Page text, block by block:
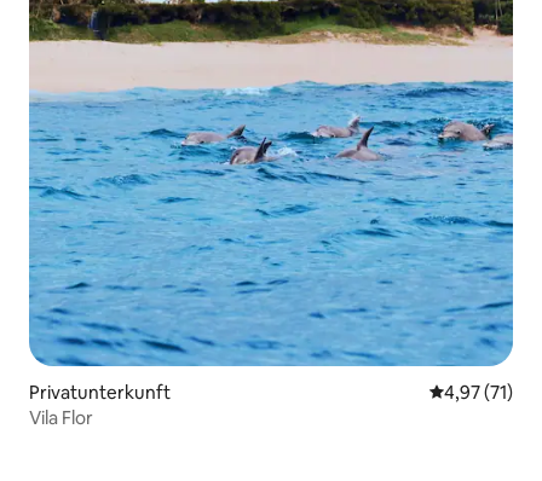
Privatunterkunft
4,97 (71)
Vila Flor